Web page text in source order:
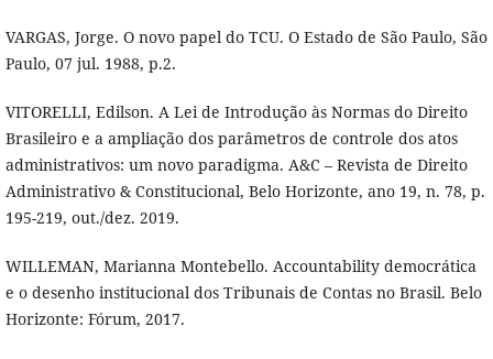
VARGAS, Jorge. O novo papel do TCU. O Estado de São Paulo, São
Paulo, 07 jul. 1988, p.2.
VITORELLI, Edilson. A Lei de Introdução às Normas do Direito
Brasileiro e a ampliação dos parâmetros de controle dos atos
administrativos: um novo paradigma. A&C – Revista de Direito
Administrativo & Constitucional, Belo Horizonte, ano 19, n. 78, p.
195-219, out./dez. 2019.
WILLEMAN, Marianna Montebello. Accountability democrática
e o desenho institucional dos Tribunais de Contas no Brasil. Belo
Horizonte: Fórum, 2017.